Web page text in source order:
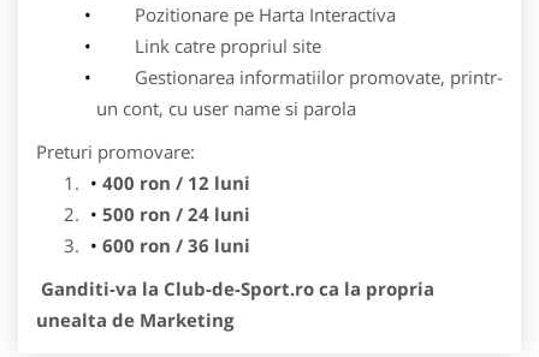
Pozitionare pe Harta Interactiva
Link catre propriul site
Gestionarea informatiilor promovate, printr-
un cont, cu user name si parola
Preturi promovare:
400 ron / 12 luni
500 ron / 24 luni
600 ron / 36 luni
Ganditi-va la Club-de-Sport.ro ca la propria
unealta de Marketing